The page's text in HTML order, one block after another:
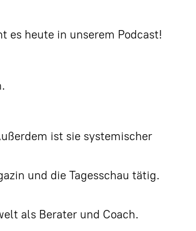
heute in unserem Podcast!
ist sie systemischer
und die Tagesschau tätig.
als Berater und Coach.